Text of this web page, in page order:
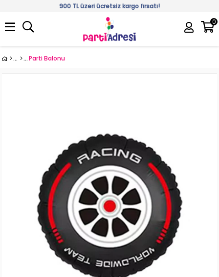
900 TL üzeri ücretsiz kargo fırsatı!
0
Parti Balonu